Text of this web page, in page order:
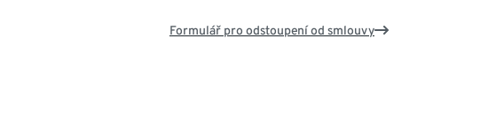
Formulář pro odstoupení od smlouvy